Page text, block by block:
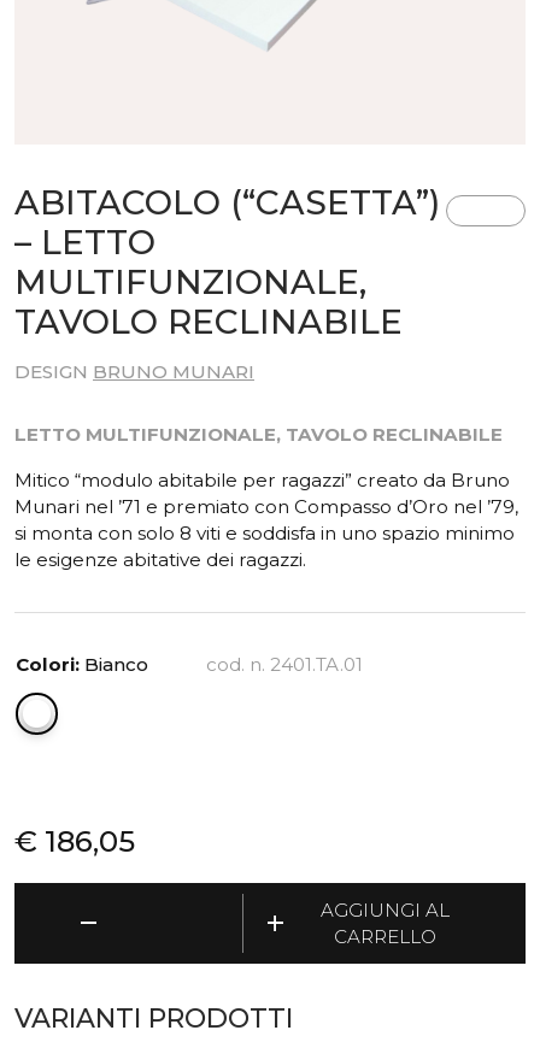
ABITACOLO (“CASETTA”)
– LETTO
MULTIFUNZIONALE,
TAVOLO RECLINABILE
DESIGN BRUNO MUNARI
LETTO MULTIFUNZIONALE, TAVOLO RECLINABILE
Mitico “modulo abitabile per ragazzi” creato da Bruno
Munari nel ’71 e premiato con Compasso d’Oro nel ’79,
si monta con solo 8 viti e soddisfa in uno spazio minimo
le esigenze abitative dei ragazzi.
Colori: Bianco cod. n. 2401.TA.01
€ 186,05
remove
("Casetta")
-
multifunzionale,
add
AGGIUNGI AL
CARRELLO
VARIANTI PRODOTTI